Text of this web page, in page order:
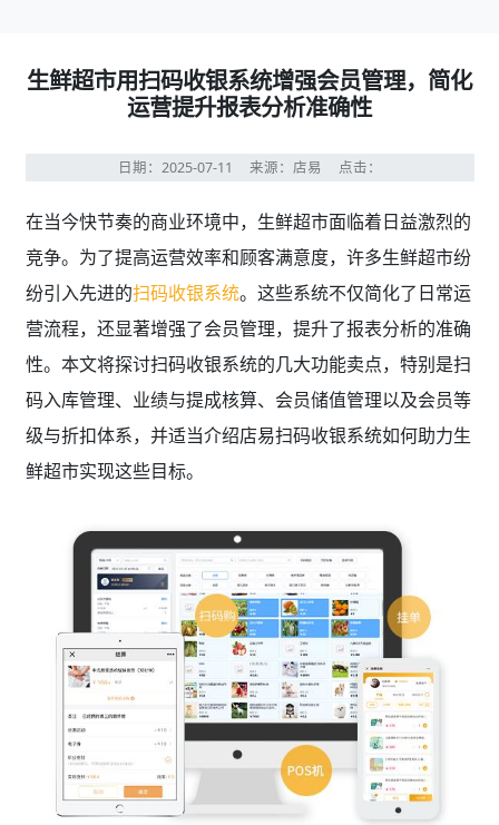
生鲜超市用扫码收银系统增强会员管理，简化
运营提升报表分析准确性
日期：2025-07-11 来源：店易 点击：
在当今快节奏的商业环境中，生鲜超市面临着日益激烈的
竞争。为了提高运营效率和顾客满意度，许多生鲜超市纷
纷引入先进的扫码收银系统。这些系统不仅简化了日常运
营流程，还显著增强了会员管理，提升了报表分析的准确
性。本文将探讨扫码收银系统的几大功能卖点，特别是扫
码入库管理、业绩与提成核算、会员储值管理以及会员等
级与折扣体系，并适当介绍店易扫码收银系统如何助力生
鲜超市实现这些目标。